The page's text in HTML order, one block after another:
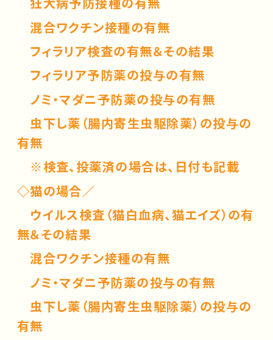
混合ワクチン接種の有無
フィラリア検査の有無＆その結果
フィラリア予防薬の投与の有無
ノミ・マダニ予防薬の投与の有無
虫下し薬（腸内寄生虫駆除薬）の投与の
有無
※検査、投薬済の場合は、日付も記載
◇猫の場合／
ウイルス検査（猫白血病、猫エイズ）の有
無＆その結果
混合ワクチン接種の有無
ノミ・マダニ予防薬の投与の有無
虫下し薬（腸内寄生虫駆除薬）の投与の
有無